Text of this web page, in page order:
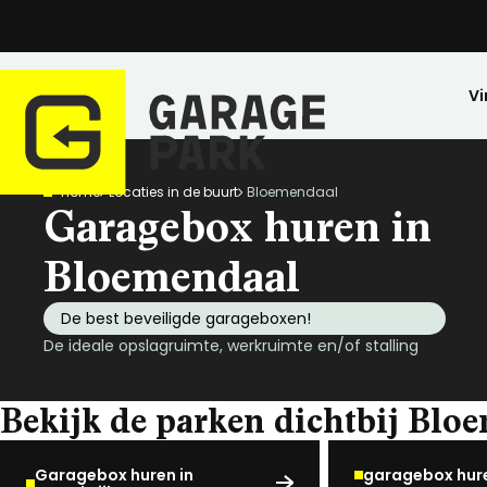
Bekijk alle locaties
Park bezichtigen
Top locaties
Drenthe
Flevoland
Gelderland
Huren Kopen
Opslagruimte
Veilig opgeslagen en 24/7 toegankelijk.
Stalling
De ideale
Wij zijn GaragePark
Meer dan 57 locaties in Nederland.
Ervaringen
Een greep uit
Home Locaties in de buurt Bloemendaal
Garagebox huren in
Bloemendaal
De best beveiligde garageboxen!
De ideale opslagruimte, werkruimte en/of stalling
Bekijk de parken dichtbij
Garagebox huren in
garagebox